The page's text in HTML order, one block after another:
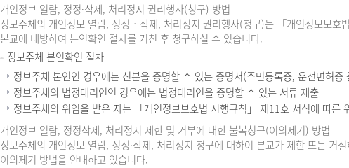
개인정보 열람, 정정·삭제, 처리정지 권리행사(청구) 방법
정보주체의 개인정보 열람, 정정‧삭제, 처리정지 권리행사(청구)는 「개인정보보
본교에 내방하여 본인확인 절차를 거친 후 청구하실 수 있습니다.
정보주체 본인확인 절차
정보주체 본인인 경우에는 신분을 증명할 수 있는 증명서(주민등록증, 운전면허
정보주체의 법정대리인인 경우에는 법정대리인을 증명할 수 있는 서류 제출
정보주체의 위임을 받은 자는 「개인정보보호법 시행규칙」 제11호 서식에 따
개인정보 열람, 정정삭제, 처리정지 제한 및 거부에 대한 불복청구(이의제기) 방법
정보주체의 개인정보 열람, 정정·삭제, 처리정지 청구에 대하여 본교가 제한 또는
이의제기 방법을 안내하고 있습니다.